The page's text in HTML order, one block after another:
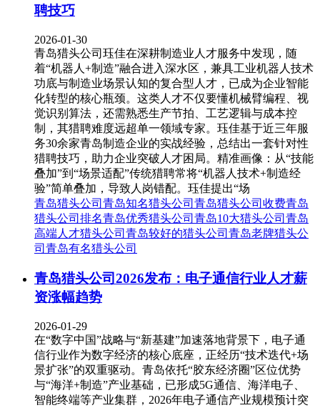
聘技巧
2026-01-30
青岛猎头公司珏佳在深耕制造业人才服务中发现，随
着“机器人+制造”融合进入深水区，兼具工业机器人技术
功底与制造业场景认知的复合型人才，已成为企业智能
化转型的核心瓶颈。这类人才不仅要懂机械臂编程、视
觉识别算法，还需熟悉生产节拍、工艺逻辑与成本控
制，其猎聘难度远超单一领域专家。珏佳基于近三年服
务30余家青岛制造企业的实战经验，总结出一套针对性
猎聘技巧，助力企业突破人才困局。精准画像：从“技能
叠加”到“场景适配”传统猎聘常将“机器人技术+制造经
验”简单叠加，导致人岗错配。珏佳提出“场
青岛猎头公司 青岛知名猎头公司 青岛猎头公司收费青岛
猎头公司排名青岛优秀猎头公司 青岛10大猎头公司 青岛
高端人才猎头公司 青岛较好的猎头公司 青岛老牌猎头公
司 青岛有名猎头公司
青岛猎头公司2026发布：电子通信行业人才薪
资涨幅趋势
2026-01-29
在“数字中国”战略与“新基建”加速落地背景下，电子通
信行业作为数字经济的核心底座，正经历“技术迭代+场
景扩张”的双重驱动。青岛依托“胶东经济圈”区位优势
与“海洋+制造”产业基础，已形成5G通信、海洋电子、
智能终端等产业集群，2026年电子通信产业规模预计突